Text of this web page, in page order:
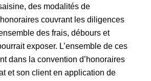
des modalités de
couvrant les diligences
des frais, débours et
exposer. L’ensemble de ces
dans la convention d’honoraires
et son client en application de